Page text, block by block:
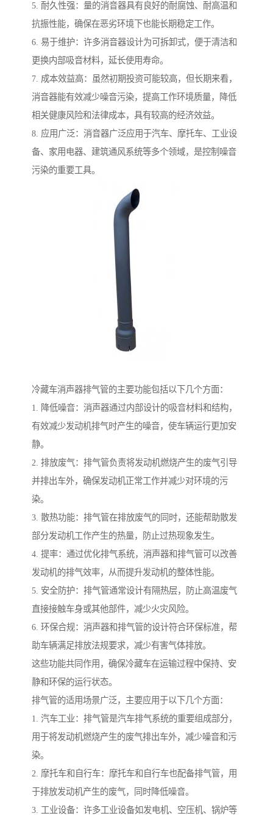
5. 耐久性强：量的消音器具有良好的耐腐蚀、耐高温和
抗振性能，确保在恶劣环境下也能长期稳定工作。
6. 易于维护：许多消音器设计为可拆卸式，便于清洁和
更换内部吸音材料，延长使用寿命。
7. 成本效益高：虽然初期投资可能较高，但长期来看，
消音器能有效减少噪音污染，提高工作环境质量，降低
相关健康风险和法律成本，具有较高的经济效益。
8. 应用广泛：消音器广泛应用于汽车、摩托车、工业设
备、家用电器、建筑通风系统等多个领域，是控制噪音
污染的重要工具。
冷藏车消声器排气管的主要功能包括以下几个方面：
1. 降低噪音：消声器通过内部设计的吸音材料和结构，
有效减少发动机排气时产生的噪音，使车辆运行更加安
静。
2. 排放废气：排气管负责将发动机燃烧产生的废气引导
并排出车外，确保发动机正常工作并减少对环境的污
染。
3. 散热功能：排气管在排放废气的同时，还能帮助散发
部分发动机工作产生的热量，防止过热现象发生。
4. 提率：通过优化排气系统，消声器和排气管可以改善
发动机的排气效率，从而提升发动机的整体性能。
5. 安全防护：排气管通常设计有隔热层，防止高温废气
直接接触车身或其他部件，减少火灾风险。
6. 环保合规：消声器和排气管的设计符合环保标准，帮
助车辆满足排放法规要求，减少有害气体排放。
这些功能共同作用，确保冷藏车在运输过程中保持、安
静和环保的运行状态。
排气管的适用场景广泛，主要应用于以下几个方面：
1. 汽车工业：排气管是汽车排气系统的重要组成部分，
用于将发动机燃烧产生的废气排出车外，减少噪音和污
染。
2. 摩托车和自行车：摩托车和自行车也配备排气管，用
于排放发动机产生的废气，同时降低噪音。
3. 工业设备：许多工业设备如发电机、空压机、锅炉等